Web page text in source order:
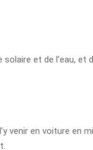
et de l’eau, et
venir en voiture en